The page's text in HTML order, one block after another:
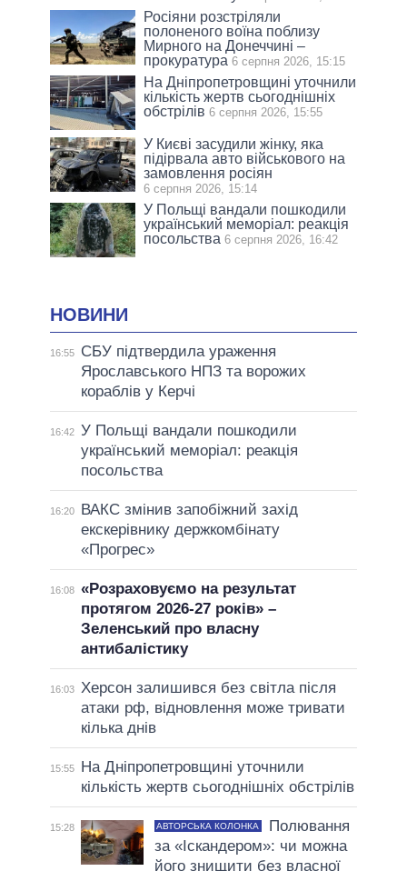
Росіяни розстріляли
полоненого воїна поблизу
Мирного на Донеччині –
прокуратура 6 серпня 2026, 15:15
На Дніпропетровщині уточнили
кількість жертв сьогоднішніх
обстрілів 6 серпня 2026, 15:55
У Києві засудили жінку, яка
підірвала авто військового на
замовлення росіян
6 серпня 2026, 15:14
У Польщі вандали пошкодили
український меморіал: реакція
посольства 6 серпня 2026, 16:42
НОВИНИ
16:55
СБУ підтвердила ураження
Ярославського НПЗ та ворожих
кораблів у Керчі
16:42 У Польщі вандали пошкодили
український меморіал: реакція
посольства
16:20
ВАКС змінив запобіжний захід
екскерівнику держкомбінату
«Прогрес»
16:08 «Розраховуємо на результат
протягом 2026-27 років» –
Зеленський про власну
антибалістику
16:03 Херсон залишився без світла після
атаки рф, відновлення може тривати
кілька днів
15:55
На Дніпропетровщині уточнили
кількість жертв сьогоднішніх обстрілів
15:28 АВТОРСЬКА КОЛОНКА
Полювання
за «Іскандером»: чи можна
його знищити без власної